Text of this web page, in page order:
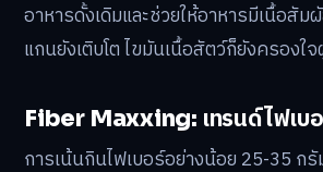
อาหารดั้งเดิมและช่วยให้อาหารมีเนื้อสั
แกนยังเติบโต ไขมันเนื้อสัตว์ก็ยังครอง
Fiber Maxxing: เทรนด์ไฟเบ
การเน้นกินไฟเบอร์อย่างน้อย 25-35 ก